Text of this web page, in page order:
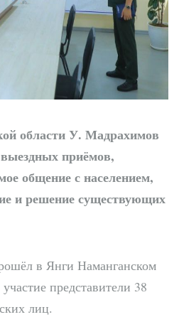
области У. Мадрахимов
приёмов,
общение с населением,
и решение существующих
в Янги Наманганском
представители 38
лиц.